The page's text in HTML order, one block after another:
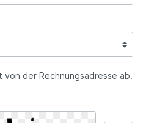
der Rechnungsadresse ab.